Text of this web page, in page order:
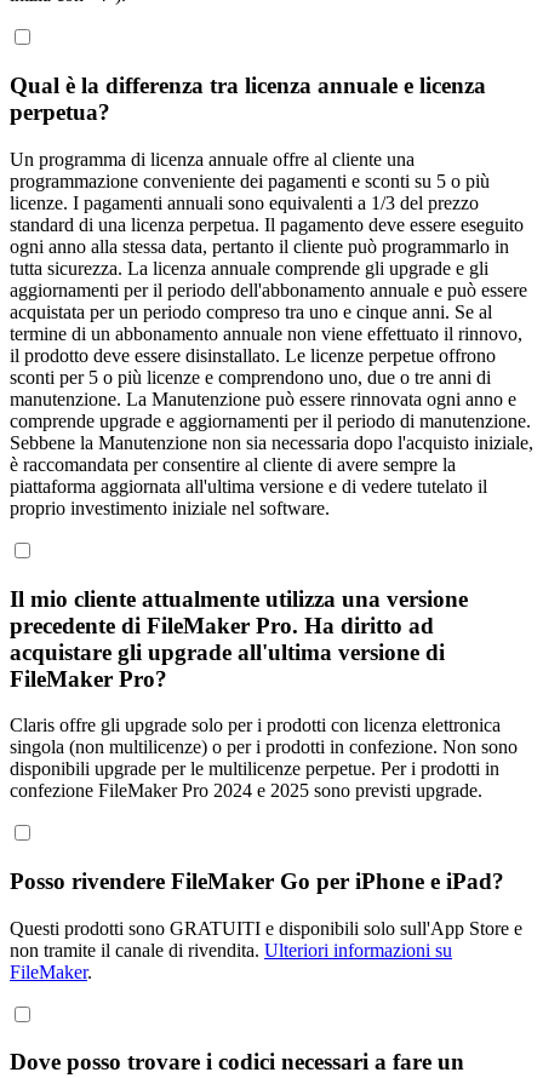
Qual è la differenza tra licenza annuale e licenza
perpetua?
Un programma di licenza annuale offre al cliente una
programmazione conveniente dei pagamenti e sconti su 5 o più
licenze. I pagamenti annuali sono equivalenti a 1/3 del prezzo
standard di una licenza perpetua. Il pagamento deve essere eseguito
ogni anno alla stessa data, pertanto il cliente può programmarlo in
tutta sicurezza. La licenza annuale comprende gli upgrade e gli
aggiornamenti per il periodo dell'abbonamento annuale e può essere
acquistata per un periodo compreso tra uno e cinque anni. Se al
termine di un abbonamento annuale non viene effettuato il rinnovo,
il prodotto deve essere disinstallato. Le licenze perpetue offrono
sconti per 5 o più licenze e comprendono uno, due o tre anni di
manutenzione. La Manutenzione può essere rinnovata ogni anno e
comprende upgrade e aggiornamenti per il periodo di manutenzione.
Sebbene la Manutenzione non sia necessaria dopo l'acquisto iniziale,
è raccomandata per consentire al cliente di avere sempre la
piattaforma aggiornata all'ultima versione e di vedere tutelato il
proprio investimento iniziale nel software.
Il mio cliente attualmente utilizza una versione
precedente di FileMaker Pro. Ha diritto ad
acquistare gli upgrade all'ultima versione di
FileMaker Pro?
Claris offre gli upgrade solo per i prodotti con licenza elettronica
singola (non multilicenze) o per i prodotti in confezione. Non sono
disponibili upgrade per le multilicenze perpetue. Per i prodotti in
confezione FileMaker Pro 2024 e 2025 sono previsti upgrade.
Posso rivendere FileMaker Go per iPhone e iPad?
Questi prodotti sono GRATUITI e disponibili solo sull'App Store e
non tramite il canale di rivendita. Ulteriori informazioni su
FileMaker.
Dove posso trovare i codici necessari a fare un